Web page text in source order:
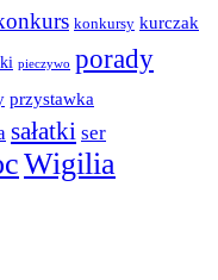
konkursy kurczak
pieczywo porady
przystawka
sałatki ser
Wigilia